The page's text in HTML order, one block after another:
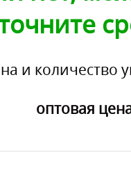
и количество
оптовая